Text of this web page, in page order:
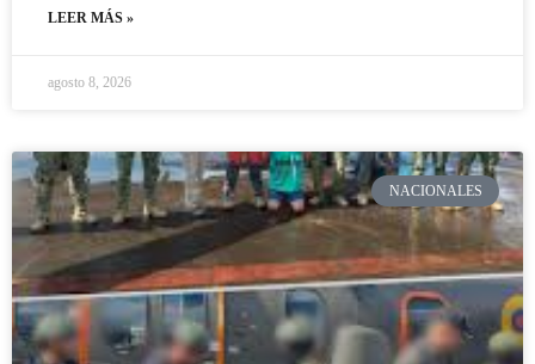
LEER MÁS »
agosto 8, 2026
NACIONALES